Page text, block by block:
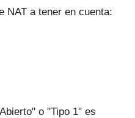
NAT a tener en cuenta:
o "Tipo 1" es